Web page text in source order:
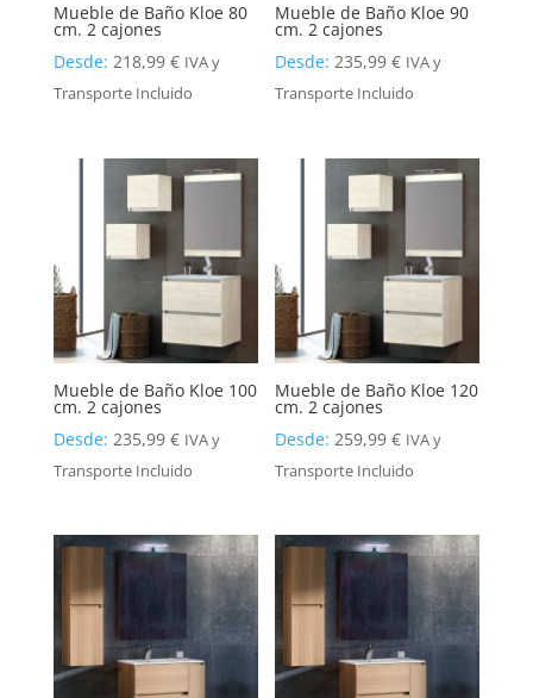
Mueble de Baño Kloe 80
cm. 2 cajones
Desde: 218,99 € IVA y
Transporte Incluido
Mueble de Baño Kloe 90
cm. 2 cajones
Desde:235,99€ IVA y
Transporte Incluido
Mueble de Baño Kloe 100
cm. 2 cajones
Desde: 235,99 € IVA y
Transporte Incluido
Mueble de Baño Kloe 120
cm. 2 cajones
Desde: 259,99€ IVA y
Transporte Incluido